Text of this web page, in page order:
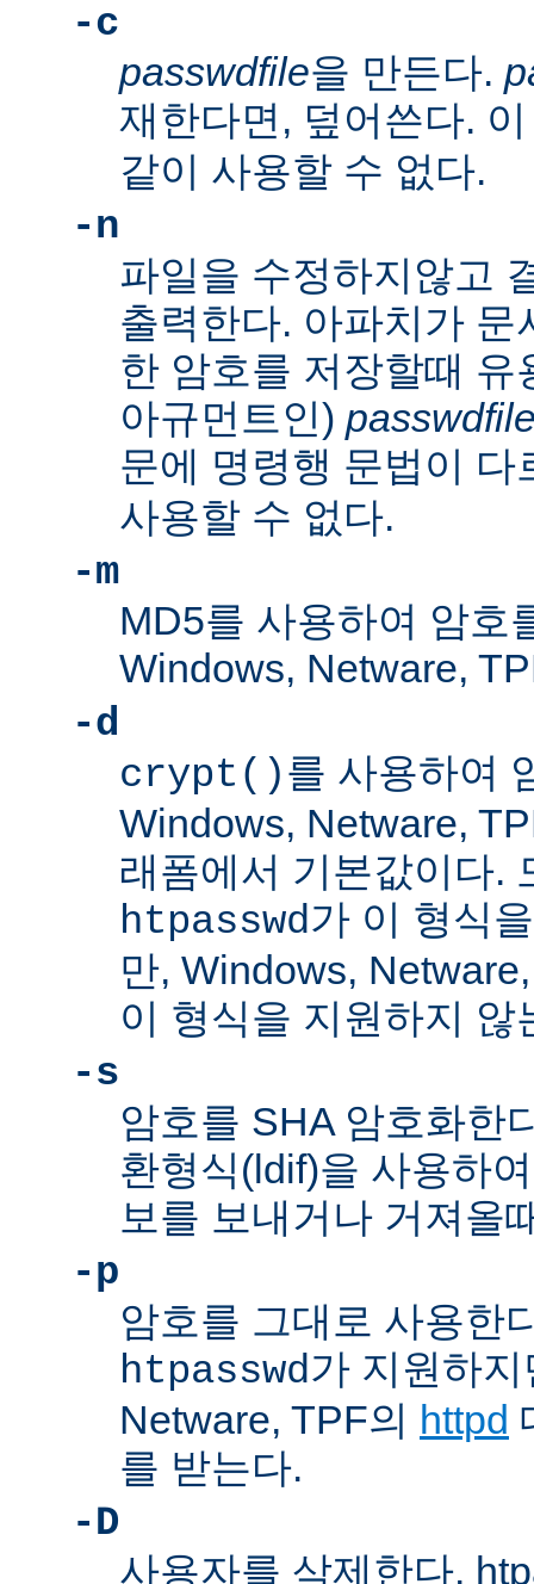
-c
passwdfile을 만든다.
재한다면, 덮어쓴다.
같이 사용할 수 없다.
-n
파일을 수정하지않고
출력한다. 아파치가 문
한 암호를 저장할때
아규먼트인)
문에 명령행 문법이
사용할 수 없다.
-m
MD5를 사용하여 암호
Windows, Netware,
-d
crypt()를 사용하여
Windows, Netware,
래폼에서 기본값이다.
htpasswd가 이 형식
만, Windows,
이 형식을 지원하지 않
-s
암호를 SHA 암호화한
환형식(ldif)을 사용하
보를 보내거나 거져올
-p
암호를 그대로 사용한
htpasswd가 지원하
Netware, TPF의 httpd
를 받는다.
-D
사용자를 삭제한다.